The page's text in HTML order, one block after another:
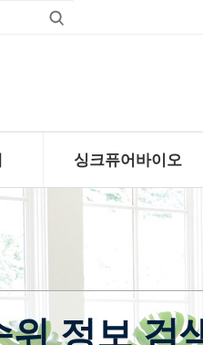
싱크퓨어바이오
하위분류
위 정보 검